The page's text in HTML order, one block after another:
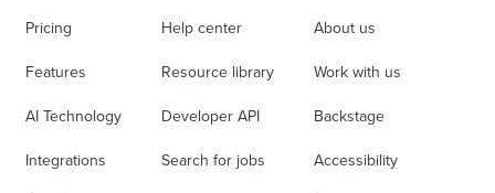
Pricing
Features
AI Technology
Integrations
Help center
Resource library
Developer API
Search for jobs
About us
Work with us
Backstage
Accessibility